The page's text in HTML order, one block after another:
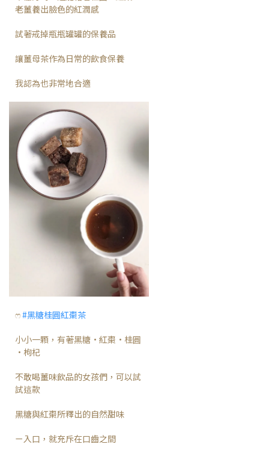
老薑養出臉色的紅潤感
試著戒掉瓶瓶罐罐的保養品
讓薑母茶作為日常的飲食保養
我認為也非常地合適
ෆ#黑糖桂圓紅棗茶
小小一顆，有著黑糖·紅棗·桂圓
·枸杞
不敢喝薑味飲品的女孩們，可以試
試這款
黑糖與紅棗所釋出的自然甜味
ㄧ入口，就充斥在口齒之間